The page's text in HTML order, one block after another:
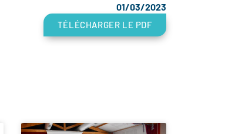
01/03/2023
TÉLÉCHARGER LE PDF